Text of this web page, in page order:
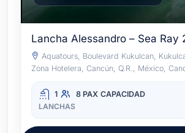
Lancha Alessandro – Sea Ray
Aquatours, Boulevard Kukulcan,
Zona Hotelera, Cancún, Q.R., México,
1 8 PAX CAPACIDAD
LANCHAS